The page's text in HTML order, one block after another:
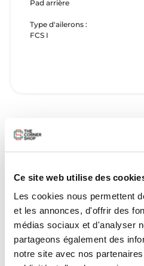
Ce site web utilise des
Les cookies nous permettent
et les annonces, d'offrir des
médias sociaux et d'analyser
partageons également des
notre site avec nos
Pad arrière
Type d'ailerons :
FCS I
PAIEMENT SÉCURISÉ
CB, VISA, Mastercard, ALMA